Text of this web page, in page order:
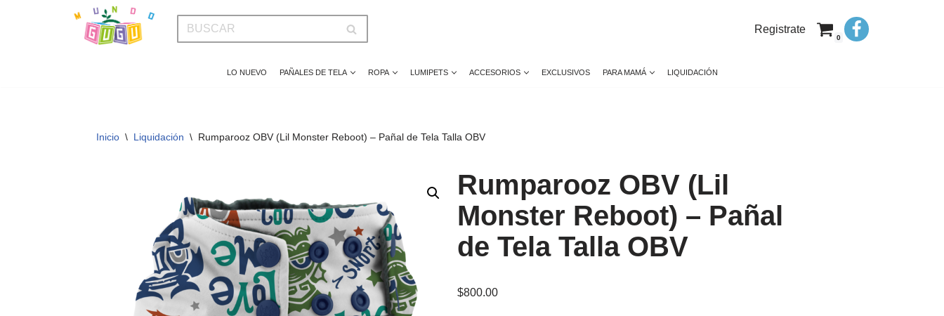
Registrate
0
LO NUEVO PAÑALES DE TELA ROPA LUMIPETS ACCESORIOS EXCLUSIVOS PARA MAMÁ LIQUIDACIÓN
Inicio \ Liquidación \ Rumparooz OBV (Lil Monster Reboot) – Pañal de Tela Talla OBV
Rumparooz OBV (Lil
Monster Reboot) – Pañal
de Tela Talla OBV
$800.00